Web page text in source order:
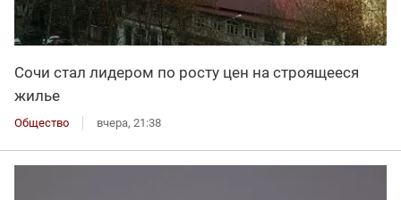
Сочи стал лидером по росту цен на строящееся
жилье
Общество вчера, 21:38